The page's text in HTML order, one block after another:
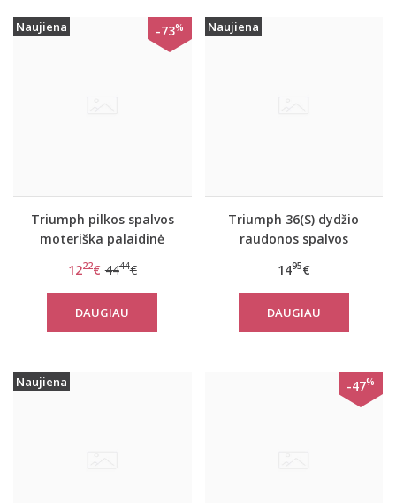
Naujiena -73%
Triumph pilkos spalvos
moteriška palaidinė
1222€ 4444€
DAUGIAU
Naujiena
Triumph 36(S) dydžio
raudonos spalvos
miego palaidinė Mix
Match LSL TOP 02
1495€
DAUGIAU
Naujiena -47%